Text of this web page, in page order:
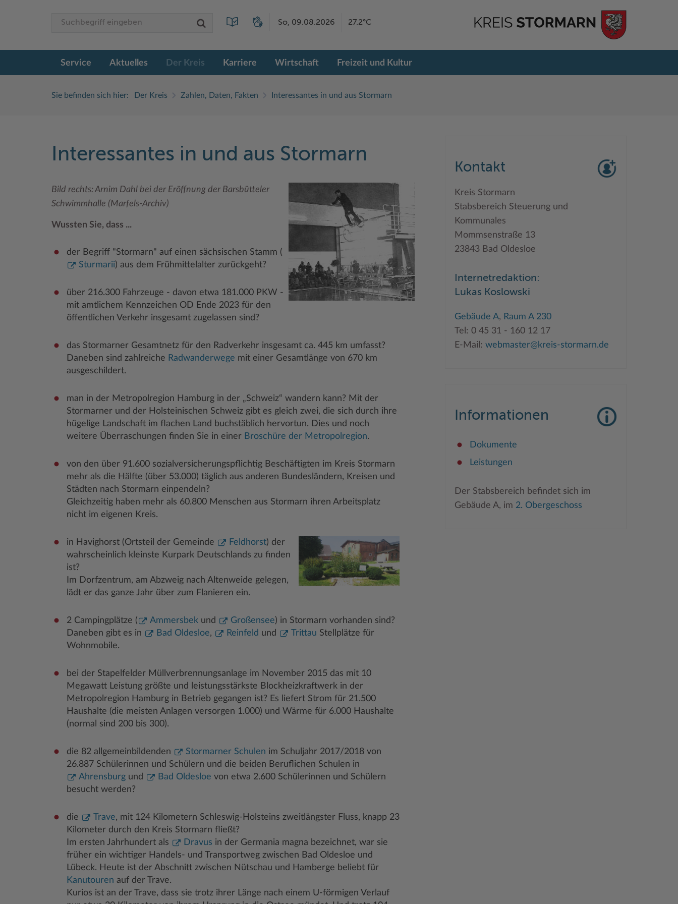
So, 09.08.2026 27.2°C
Service Aktuelles Der Kreis Karriere Wirtschaft Freizeit und Kultur
Sie befinden sich hier: Der Kreis Zahlen, Daten, Fakten Interessantes in und aus Stormarn
Interessantes in und aus Stormarn
Bild rechts: Arnim Dahl bei der Eröffnung der Barsbütteler
Schwimmhalle (Marfels-Archiv)
Wussten Sie, dass ...
der Begriff "Stormarn" auf einen sächsischen Stamm (
Sturmarii) aus dem Frühmittelalter zurückgeht?
über 216.300 Fahrzeuge - davon etwa 181.000 PKW -
mit amtlichem Kennzeichen OD Ende 2023 für den
öffentlichen Verkehr insgesamt zugelassen sind?
das Stormarner Gesamtnetz für den Radverkehr insgesamt ca. 445 km umfasst?
Daneben sind zahlreiche Radwanderwege mit einer Gesamtlänge von 670 km
ausgeschildert.
man in der Metropolregion Hamburg in der „Schweiz“ wandern kann? Mit der
Stormarner und der Holsteinischen Schweiz gibt es gleich zwei, die sich durch ihre
hügelige Landschaft im flachen Land buchstäblich hervortun. Dies und noch
weitere Überraschungen finden Sie in einer Broschüre der Metropolregion.
von den über 91.600 sozialversicherungspflichtig Beschäftigten im Kreis Stormarn
mehr als die Hälfte (über 53.000) täglich aus anderen Bundesländern, Kreisen und
Städten nach Stormarn einpendeln?
Gleichzeitig haben mehr als 60.800 Menschen aus Stormarn ihren Arbeitsplatz
nicht im eigenen Kreis.
in Havighorst (Ortsteil der Gemeinde Feldhorst) der
wahrscheinlich kleinste Kurpark Deutschlands zu finden
ist?
Im Dorfzentrum, am Abzweig nach Altenweide gelegen,
lädt er das ganze Jahr über zum Flanieren ein.
2 Campingplätze ( Ammersbek und Großensee) in Stormarn vorhanden sind?
Daneben gibt es in
Bad Oldesloe, Reinfeld und Trittau Stellplätze für
Wohnmobile.
bei der Stapelfelder Müllverbrennungsanlage im November 2015 das mit 10
Megawatt Leistung größte und leistungsstärkste Blockheizkraftwerk in der
Metropolregion Hamburg in Betrieb gegangen ist? Es liefert Strom für 21.500
Haushalte (die meisten Anlagen versorgen 1.000) und Wärme für 6.000 Haushalte
(normal sind 200 bis 300).
die 82 allgemeinbildenden Stormarner Schulen im Schuljahr 2017/2018 von
26.887 Schülerinnen und Schülern und die beiden Beruflichen Schulen in
Ahrensburg und Bad Oldesloe von etwa 2.600 Schülerinnen und Schülern
besucht werden?
die Trave, mit 124 Kilometern Schleswig-Holsteins zweitlängster Fluss, knapp 23
Kilometer durch den Kreis Stormarn fließt?
Im ersten Jahrhundert als
Dravus in der Germania magna bezeichnet, war sie
früher ein wichtiger Handels- und Transportweg zwischen Bad Oldesloe und
Lübeck. Heute ist der Abschnitt zwischen Nütschau und Hamberge beliebt für
Kanutouren auf der Trave.
Kurios ist an der Trave, dass sie trotz ihrer Länge nach einem U-förmigen Verlauf
Kontakt
Kreis Stormarn
Stabsbereich Steuerung und
Kommunales
Mommsenstraße 13
23843 Bad Oldesloe
Internetredaktion:
Lukas Koslowski
Gebäude A, Raum A 230
Tel: 0 45 31 - 160 12 17
E-Mail: webmaster@kreis-stormarn.de
Informationen
Dokumente
Leistungen
Der Stabsbereich befindet sich im
Gebäude A, im 2. Obergeschoss